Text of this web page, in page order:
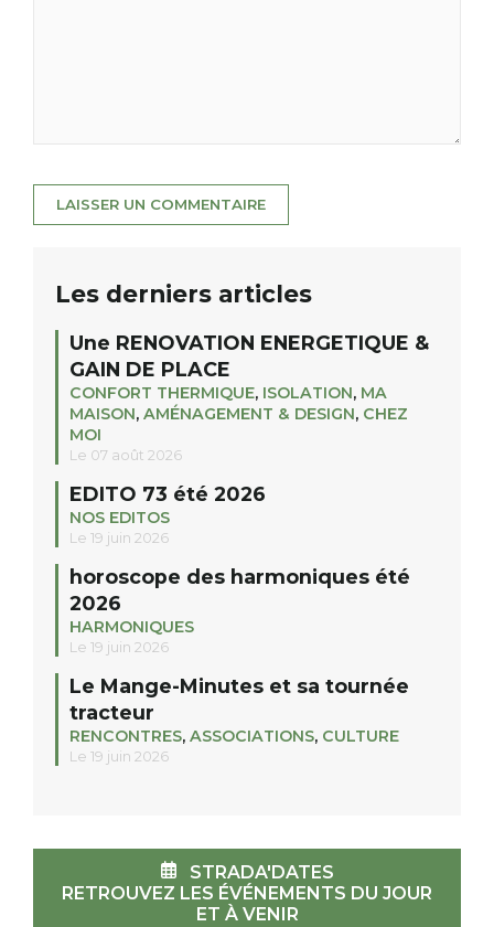
Les derniers articles
Une RENOVATION ENERGETIQUE &
GAIN DE PLACE
CONFORT THERMIQUE, ISOLATION, MA
MAISON, AMÉNAGEMENT & DESIGN, CHEZ
MOI
Le 07 août 2026
EDITO 73 été 2026
NOS EDITOS
Le 19 juin 2026
horoscope des harmoniques été
2026
HARMONIQUES
Le 19 juin 2026
Le Mange-Minutes et sa tournée
tracteur
RENCONTRES, ASSOCIATIONS, CULTURE
Le 19 juin 2026
STRADA'DATES
RETROUVEZ LES ÉVÉNEMENTS DU JOUR
ET À VENIR